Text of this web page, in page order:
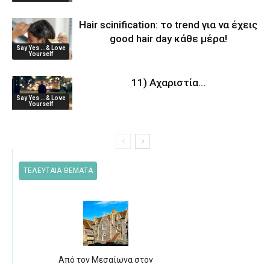
Say Yes ...& Love
Yourself
Hair scinification: το trend για να έχεις
good hair day κάθε μέρα!
Say Yes ...& Love
Yourself
11) Aχαριστία…
ΤΕΛΕΥΤΑΙΑ ΘΕΜΑΤΑ
Από τον Μεσαίωνα στον